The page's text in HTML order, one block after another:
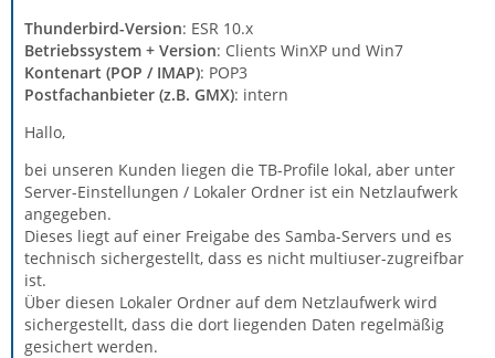
Thunderbird-Version: ESR 10.x
Betriebssystem + Version: Clients WinXP und Win7
Kontenart (POP / IMAP): POP3
Postfachanbieter (z.B. GMX): intern
Hallo,
bei unseren Kunden liegen die TB-Profile lokal, aber unter
Server-Einstellungen / Lokaler Ordner ist ein Netzlaufwerk
angegeben.
Dieses liegt auf einer Freigabe des Samba-Servers und es
technisch sichergestellt, dass es nicht multiuser-zugreifbar
ist.
Über diesen Lokaler Ordner auf dem Netzlaufwerk wird
sichergestellt, dass die dort liegenden Daten regelmäßig
gesichert werden.